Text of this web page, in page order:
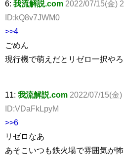
6: 我流解説.com 2022/07/15(金)
ID:kQ8v7JWM0
>>4
ごめん
現行機で萌えだとリゼロ一択や
11: 我流解説.com 2022/07/15(金
ID:VDaFkLpyM
>>6
リゼロなあ
あそこいつも鉄火場で雰囲気が